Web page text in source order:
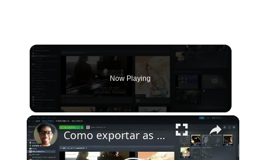
Now Playing
×
Como exportar as gravações de jogo da Steam